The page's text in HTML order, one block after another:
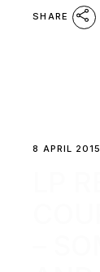
SHARE
8 APRIL 2015